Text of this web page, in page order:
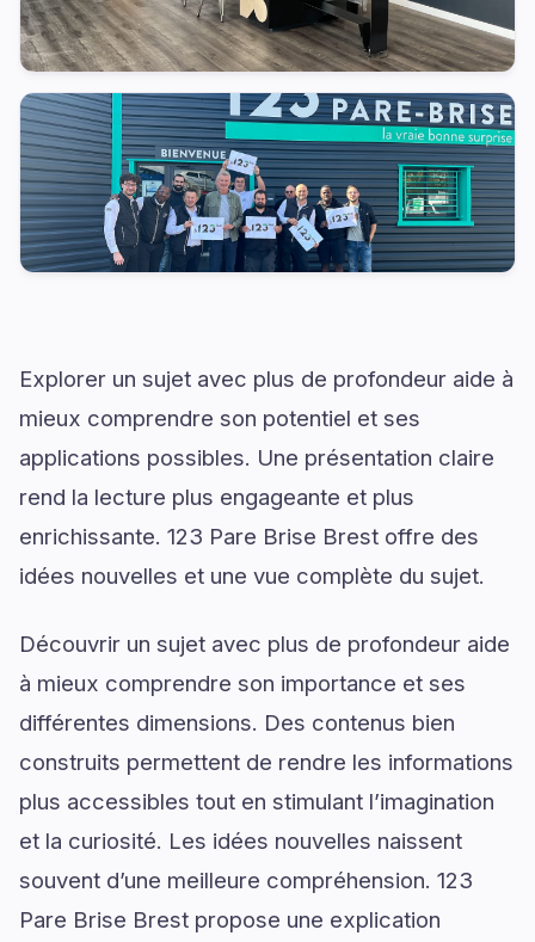
Explorer un sujet avec plus de profondeur aide à
mieux comprendre son potentiel et ses
applications possibles. Une présentation claire
rend la lecture plus engageante et plus
enrichissante. 123 Pare Brise Brest offre des
idées nouvelles et une vue complète du sujet.
Découvrir un sujet avec plus de profondeur aide
à mieux comprendre son importance et ses
différentes dimensions. Des contenus bien
construits permettent de rendre les informations
plus accessibles tout en stimulant l’imagination
et la curiosité. Les idées nouvelles naissent
souvent d’une meilleure compréhension. 123
Pare Brise Brest propose une explication